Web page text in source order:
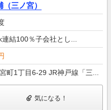
三ノ宮）
結100％子会社とし...
町1丁目6‐29 JR神戸線「三...
気になる！